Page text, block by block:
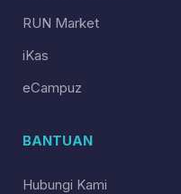
RUN Market
iKas
eCampuz
BANTUAN
Hubungi Kami